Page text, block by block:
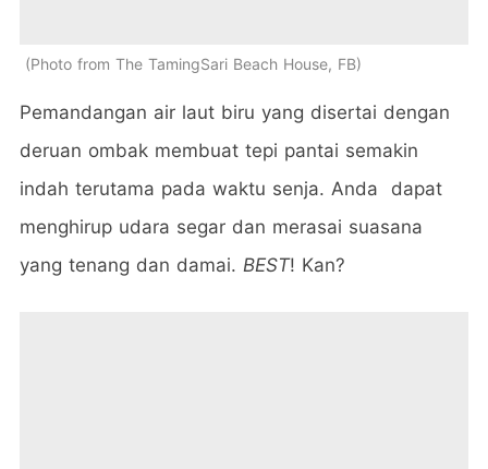
Photo from The TamingSari Beach House, FB
Pemandangan air laut biru yang disertai dengan
deruan ombak membuat tepi pantai semakin
indah terutama pada waktu senja. Anda dapat
menghirup udara segar dan merasai suasana
yang tenang dan damai. BEST! Kan?